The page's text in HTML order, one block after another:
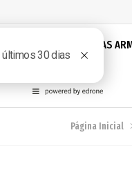
PEÇAS
Página Inicial